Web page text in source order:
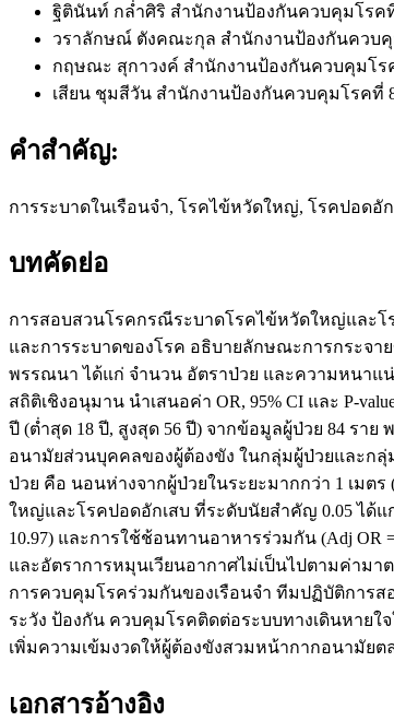
ฐิตินันท์ กล่ำศิริ สำนักงานป้องกันควบคุมโรค
วราลักษณ์ ตังคณะกุล สำนักงานป้องกันควบ
กฤษณะ สุกาวงค์ สำนักงานป้องกันควบคุมโร
เสียน ชุมสีวัน สำนักงานป้องกันควบคุมโรคที่
คำสำคัญ:
การระบาดในเรือนจำ, โรคไข้หวัดใหญ่, โรคปอดอัก
บทคัดย่อ
การสอบสวนโรคกรณีระบาดโรคไข้หวัดใหญ่และโร
และการระบาดของโรค อธิบายลักษณะการกระจา
พรรณนา ได้แก่ จำนวน อัตราป่วย และความหนาแน่
สถิติเชิงอนุมาน นำเสนอค่า OR, 95% CI และ P-
ปี (ต่ำสุด 18 ปี, สูงสุด 56 ปี) จากข้อมูลผู้ป่วย 84 ราย
อนามัยส่วนบุคคลของผู้ต้องขัง ในกลุ่มผู้ป่วยและกลุ่
ป่วย คือ นอนห่างจากผู้ป่วยในระยะมากกว่า 1 เมตร
ใหญ่และโรคปอดอักเสบ ที่ระดับนัยสำคัญ 0.05 ได้แก่
10.97) และการใช้ช้อนทานอาหารร่วมกัน (Adj OR
และอัตราการหมุนเวียนอากาศไม่เป็นไปตามค่าม
การควบคุมโรคร่วมกันของเรือนจำ ทีมปฏิบัติการส
ระวัง ป้องกัน ควบคุมโรคติดต่อระบบทางเดินหาย
เพิ่มความเข้มงวดให้ผู้ต้องขังสวมหน้ากากอนามัย
เอกสารอ้างอิง